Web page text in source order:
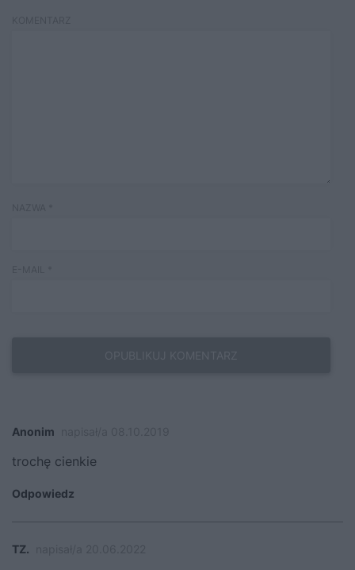
Anonim
trochę cienkie
Odpowiedz
TZ.